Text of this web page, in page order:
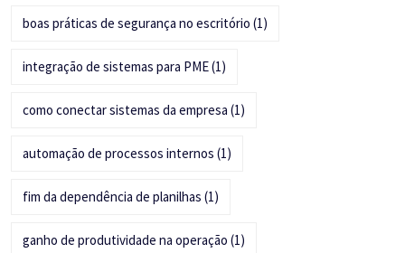
boas práticas de segurança no escritório (1)
integração de sistemas para PME(1)
como conectar sistemas da empresa (1)
automação de processos internos (1)
fim da dependência de planilhas (1)
ganho de produtividade na operação (1)